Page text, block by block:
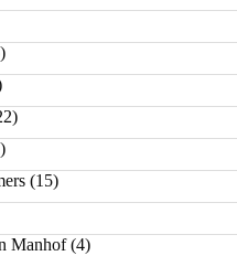
(15)
Manhof(4)